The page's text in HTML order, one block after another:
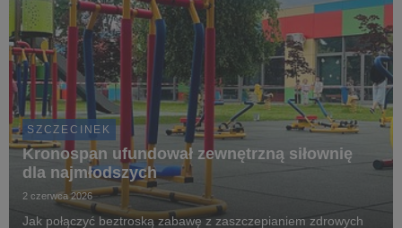
SZCZECINEK
Kronospan ufundował zewnętrzną siłownię
dla najmłodszych
2 czerwca 2026
Jak połączyć beztroską zabawę z zaszczepianiem zdrowych